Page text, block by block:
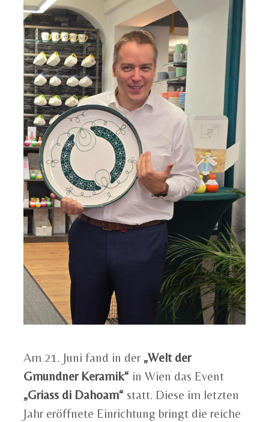
Am 21. Juni fand in der„Welt der
Gmundner Keramik“ in Wien das Event
„Griass di Dahoam“ statt. Diese im letzten
Jahr eröffnete Einrichtung bringt die reiche